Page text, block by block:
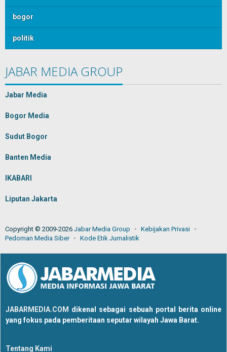
bogor
politik
JABAR MEDIA GROUP
Jabar Media
Bogor Media
Sudut Bogor
Banten Media
IKABARI
Liputan Jakarta
Copyright © 2009-2026 Jabar Media Group
Kebijakan Privasi
Pedoman Media Siber
Kode Etik Jurnalistik
JABARMEDIA.COM dikenal sebagai sebuah portal berita online
yang fokus pada pemberitaan seputar wilayah Jawa Barat.
Tentang Kami